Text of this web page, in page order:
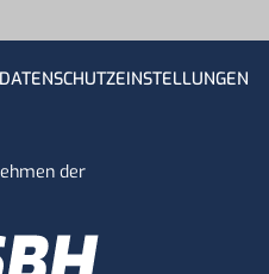
DATENSCHUTZEINSTELLUNGEN
der